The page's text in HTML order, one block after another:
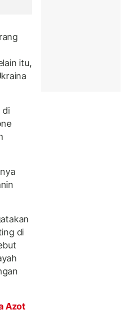
itu,
di
di
Azot